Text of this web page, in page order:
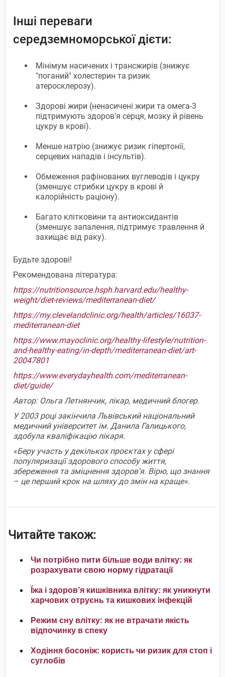
Інші переваги
середземноморської дієти:
Мінімум насичених і трансжирів (знижує
"поганий" холестерин та ризик
атеросклерозу).
Здорові жири (ненасичені жири та омега-3
підтримують здоров’я серця, мозку й рівень
цукру в крові).
Менше натрію (знижує ризик гіпертонії,
серцевих нападів і інсультів).
Обмеження рафінованих вуглеводів і цукру
(зменшує стрибки цукру в крові й
калорійність раціону).
Багато клітковини та антиоксидантів
(зменшує запалення, підтримує травлення й
захищає від раку).
Будьте здорові!
Рекомендована література:
https://nutritionsource.hsph.harvard.edu/healthy-
weight/diet-reviews/mediterranean-diet/
https://my.clevelandclinic.org/health/articles/16037-
mediterranean-diet
https://www.mayoclinic.org/healthy-lifestyle/nutrition-
and-healthy-eating/in-depth/mediterranean-diet/art-
20047801
https://www.everydayhealth.com/mediterranean-
diet/guide/
Автор: Ольга Летнянчик, лікар, медичний блогер.
У 2003 році закінчила Львівський національний
медичний університет ім. Данила Галицького,
здобула кваліфікацію лікаря.
«Беру участь у декількох проєктах у сфері
популяризації здорового способу життя,
збереження та зміцнення здоров’я. Вірю, що знання
– це перший крок на шляху до змін на краще».
Читайте також:
Чи потрібно пити більше води влітку: як
розрахувати свою норму гідратації
Їжа і здоров’я кишківника влітку: як уникнути
харчових отруєнь та кишкових інфекцій
Режим сну влітку: як не втрачати якість
відпочинку в спеку
Ходіння босоніж: користь чи ризик для стоп і
суглобів